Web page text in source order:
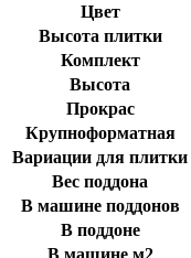
Цвет
Высота плитки
Комплект
Высота
Прокрас
Крупноформатная
Вариации для плитки
Вес поддона
В машине поддонов
В поддоне
В машине м2